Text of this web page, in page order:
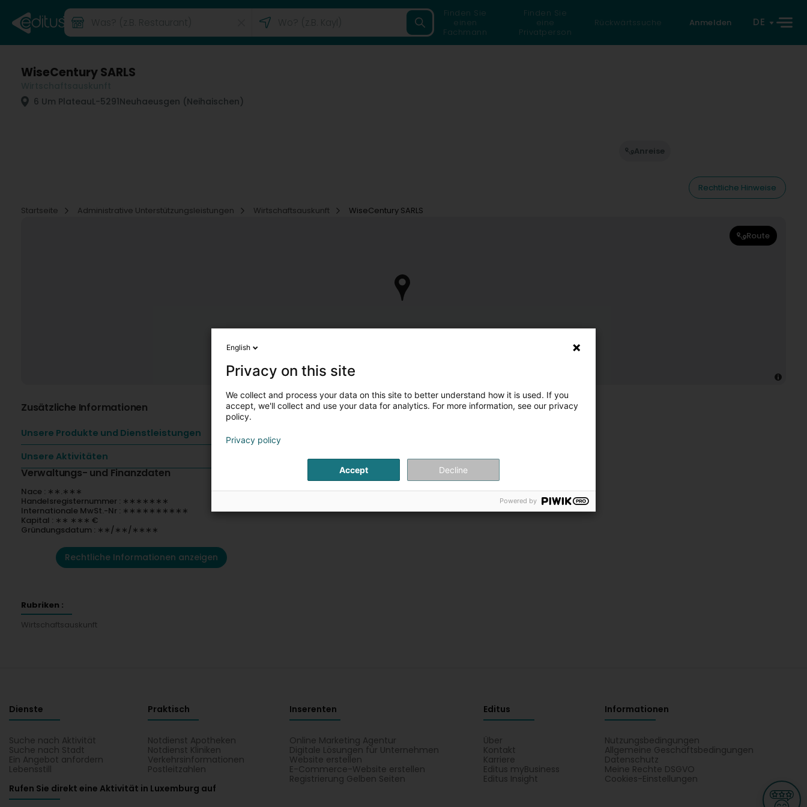
Finden Sie
einen
Fachmann
Finden Sie
eine
Privatperson
Rückwärtssuche Anmelden DE
WiseCentury SARLS
6 Um PlateauL-5291Neuhaeusgen (Neihaischen)
Anreise
Rechtliche Hinweise
Startseite
Administrative Unterstützungsleistungen Wirtschaftsauskunft WiseCentury SARLS
Route
Zusätzliche Informationen
Unsere Produkte und Dienstleistungen
Unsere Aktivitäten
Verwaltungs- und Finanzdaten
Nace : ∗∗.∗∗∗
Handelsregisternummer : ∗∗∗∗∗∗∗
Internationale MwSt.-Nr : ∗∗∗∗∗∗∗∗∗∗
Kapital : ∗∗ ∗∗∗ €
Gründungsdatum : ∗∗/∗∗/∗∗∗∗
Rechtliche Informationen anzeigen
Rubriken :
Wirtschaftsauskunft
Dienste
Suche nach Aktivität
Suche nach Stadt
Ein Angebot anfordern
Lebensstill
Praktisch
Notdienst Apotheken
Notdienst Kliniken
Verkehrsinformationen
Postleitzahlen
Inserenten
Online Marketing Agentur
Digitale Lösungen für Unternehmen
Website erstellen
E-Commerce-Website erstellen
Registrierung Gelben Seiten
Editus
Über
Kontakt
Karriere
Editus myBusiness
Editus Insight
Informationen
Nutzungsbedingungen
Allgemeine Geschäftsbedingungen
Datenschutz
Meine Rechte DSGVO
Cookies-Einstellungen
Rufen Sie direkt eine Aktivität in Luxemburg auf
English
Privacy on this site
We collect and process your data on this site to better understand how it is used. If you
accept, we'll collect and use your data for analytics. For more information, see our privacy
policy.
Privacy policy
Accept Decline
Powered by